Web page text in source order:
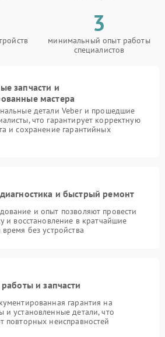
3
минимальный опыт работы
специалистов
запчасти и
мастера
детали Veber и прошедшие
что гарантирует корректную
и сохранение гарантийных
и быстрый ремонт
и опыт позволяют провести
и восстановление в кратчайшие
без устройства
и запчасти
гарантия на
и установленные детали, что
повторных неисправностей